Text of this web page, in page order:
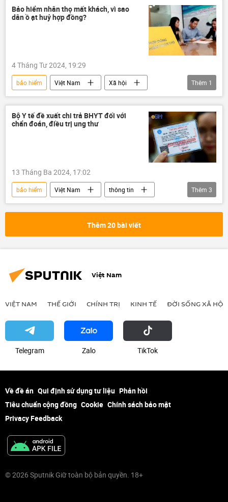
Vạn Thịnh Phát
Bảo hiểm nhân thọ mất khách, vì sao
dân ồ ạt huỷ hợp đồng?
4 Tháng Tư 2024, 19:29
bảo hiểm Việt Nam
Xã hội
công ty
Thêm 1
Bộ Y tế đề xuất chi trả BHYT đối với
chẩn đoán, điều trị ung thư
13 Tháng Ba 2024, 17:02
bảo hiểm Việt Nam
thông tin
y tế
Bộ Y Tế Việt Nam Chính sách
Thêm 3
Thêm 20 bài viết
Việt Nam
VIỆT NAM THẾ GIỚI CHÍNH TRỊ KINH TẾ ĐỜI SỐNG XÃ HỘI
Telegram Zalo ТikТоk
Về đề án Qui định sử dụng tư liệu Phản hồi
Tiêu chuẩn cộng đồng Cookie Chính sách bảo mật
Privacy Feedback
© 2026 Sputnik Giữ toàn bộ bản quyền. 18+